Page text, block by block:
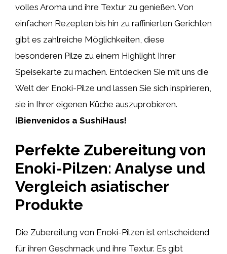
volles Aroma und ihre Textur zu genießen. Von
einfachen Rezepten bis hin zu raffinierten Gerichten
gibt es zahlreiche Möglichkeiten, diese
besonderen Pilze zu einem Highlight Ihrer
Speisekarte zu machen. Entdecken Sie mit uns die
Welt der Enoki-Pilze und lassen Sie sich inspirieren,
sie in Ihrer eigenen Küche auszuprobieren.
¡Bienvenidos a SushiHaus!
Perfekte Zubereitung von
Enoki-Pilzen: Analyse und
Vergleich asiatischer
Produkte
Die Zubereitung von Enoki-Pilzen ist entscheidend
für ihren Geschmack und ihre Textur. Es gibt